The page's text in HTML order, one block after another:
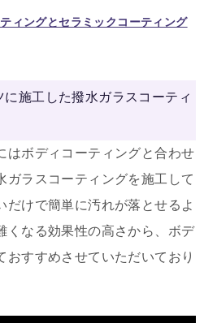
ィングとセラミックコーティング
施工した撥水ガラスコーティ
はボディコーティングと合わせ
ガラスコーティングを施工して
だけで簡単に汚れが落とせるよ
くなる効果性の高さから、ボデ
おすすめさせていただいており